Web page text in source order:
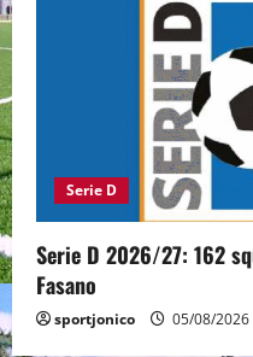
Serie D
Serie D 2026/27: 162
Fasano
sportjonico 05/08/2026